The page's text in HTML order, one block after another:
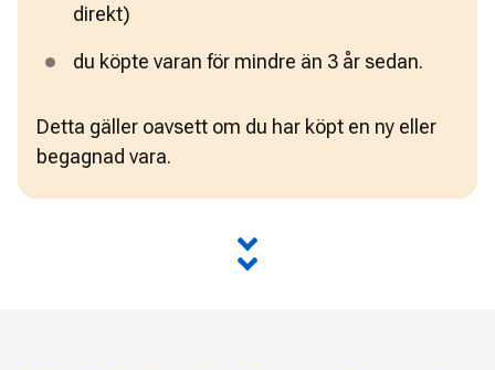
direkt)
du köpte varan för mindre än 3 år sedan.
Detta gäller oavsett om du har köpt en ny eller
begagnad vara.